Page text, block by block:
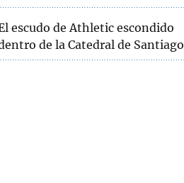
escudo de Athletic escondido
de la Catedral de Santiago